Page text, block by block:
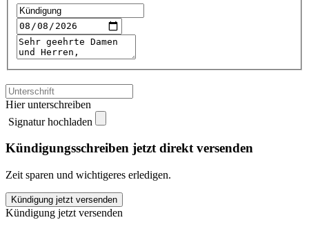
Hier unterschreiben
Signatur hochladen
Kündigungsschreiben jetzt direkt versenden
Zeit sparen und wichtigeres erledigen.
examio
kündigen
quantity
Kündigung jetzt versenden
Kündigung jetzt versenden